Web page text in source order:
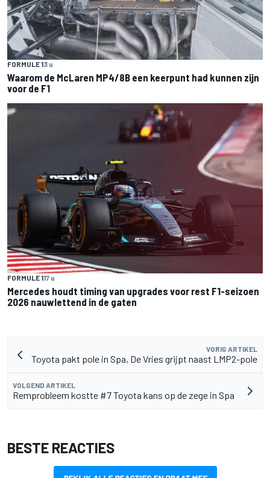
FORMULE 13 u
Waarom de McLaren MP4/8B een keerpunt had kunnen zijn
voor de F1
FORMULE 117 u
Mercedes houdt timing van upgrades voor rest F1-seizoen
2026 nauwlettend in de gaten
VORIG ARTIKEL
Toyota pakt pole in Spa, De Vries grijpt naast LMP2-pole
VOLGEND ARTIKEL
Remprobleem kostte #7 Toyota kans op de zege in Spa
BESTE REACTIES